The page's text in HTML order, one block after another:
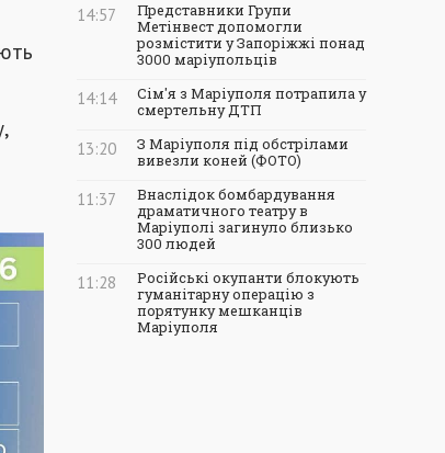
14:57
Представники Групи
Метінвест допомогли
розмістити у Запоріжжі понад
3000 маріупольців
14:14
Сім'я з Маріуполя потрапила у
смертельну ДТП
13:20
З Маріуполя під обстрілами
вивезли коней (ФОТО)
11:37
Внаслідок бомбардування
драматичного театру в
Маріуполі загинуло близько
300 людей
11:28
Російські окупанти блокують
гуманітарну операцію з
порятунку мешканців
Маріуполя